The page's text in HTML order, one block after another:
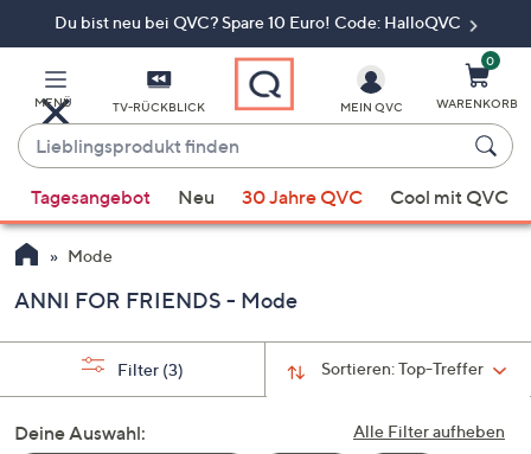
Du bist neu bei QVC? Spare 10 Euro! Code: HalloQVC
MENÜ TV-RÜCKBLICK
Lieblingsprodukt
finden
Vorschläge
verfügbar
sind,
verwenden
oben
MEIN QVC
0
WARENKORB
Tagesangebot Neu 30 Jahre QVC Cool mit QVC
Mode
ANNI FOR FRIENDS - Mode
Sortieren:Top-Treffer
Filter (3)
Alle Filter aufheben
Deine Auswahl: